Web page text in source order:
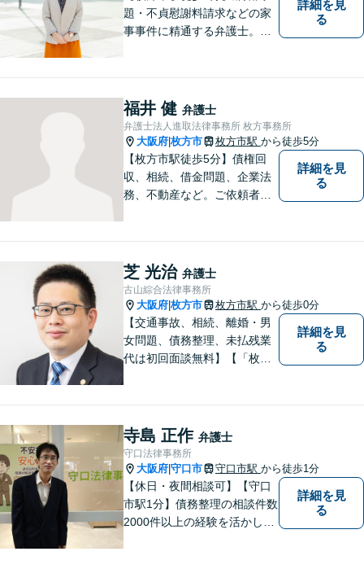
題・不貞慰謝料請求などの家
事事件に精通する弁護士。依
致します。どんなお悩みで
も、ご相談ください。【キッ
ズスペースあり】
詳細を見
る
福井 健 弁護士
弁護士法人進取法律事務所 枚方事務所
大阪府 枚方市 枚方市駅 から徒歩5分
【枚方市駅徒歩5分】債権回
収、相続、借金問題、企業法
務、不動産など。ご依頼者さ
しっかりと聞き、法律の観点
からだけでなくお気持ちやご
事情に寄り添った対応が可能
です。
詳細を見
る
芝 光治 弁護士
古山綜合法律事務所
大阪府 枚方市 枚方市駅 から徒歩0分
【交通事故、相続、離婚・男
女問題、債務整理、未払残業
代は初回面談無料】【「枚方
ヒアリングし、あらゆる観点
から解決策をご提案してまい
ります。
詳細を見
る
寺島 正作 弁護士
守口法律事務所
大阪府 守口市 守口市駅 から徒歩1分
【休日・夜間相談可】【守口
市駅1分】債務整理の相談件数
2000件以上の経験を活かし、
詳細を見
る